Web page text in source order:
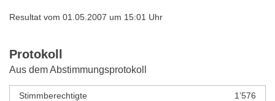
Resultat vom 01.05.2007 um 15:01 Uhr
Protokoll
Aus dem Abstimmungsprotokoll
Stimmberechtigte
1’576